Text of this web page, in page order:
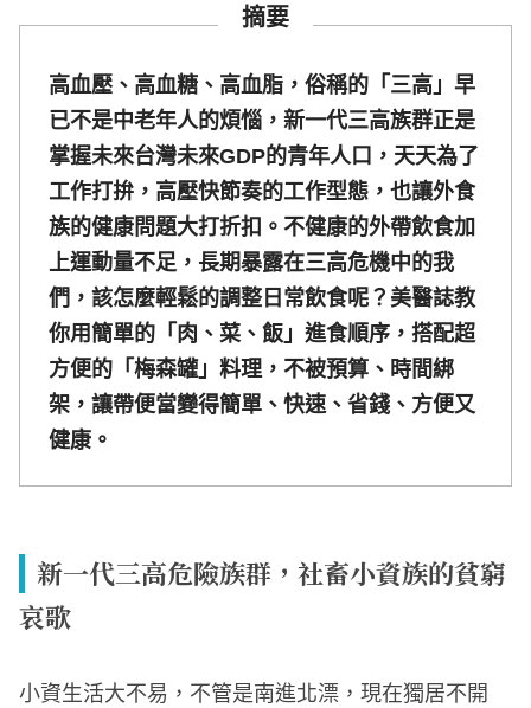
摘要
高血壓、高血糖、高血脂，俗稱的「三高」早
已不是中老年人的煩惱，新一代三高族群正是
掌握未來台灣未來GDP的青年人口，天天為了
工作打拚，高壓快節奏的工作型態，也讓外食
族的健康問題大打折扣。不健康的外帶飲食加
上運動量不足，長期暴露在三高危機中的我
們，該怎麼輕鬆的調整日常飲食呢？美醫誌教
你用簡單的「肉、菜、飯」進食順序，搭配超
方便的「梅森罐」料理，不被預算、時間綁
架，讓帶便當變得簡單、快速、省錢、方便又
健康。
新一代三高危險族群，社畜小資族的貧窮
哀歌
小資生活大不易，不管是南進北漂，現在獨居不開